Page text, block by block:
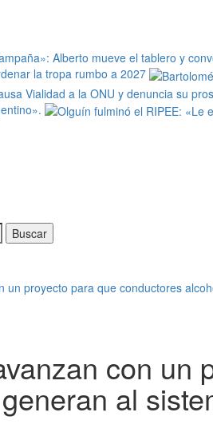
la tropa rumbo a 2027
un proyecto para que conductores
con un
al